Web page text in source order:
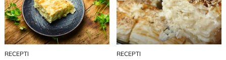
RECEPTI RECEPTI